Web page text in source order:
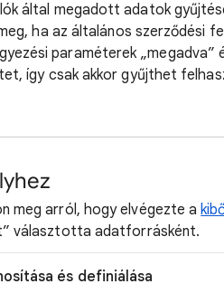
által megadott adatok
ha az általános szerződési
paraméterek „megadva”
így csak akkor gyűjthet
meg arról, hogy elvégezte a
választotta adatforrásként.
és definiálása